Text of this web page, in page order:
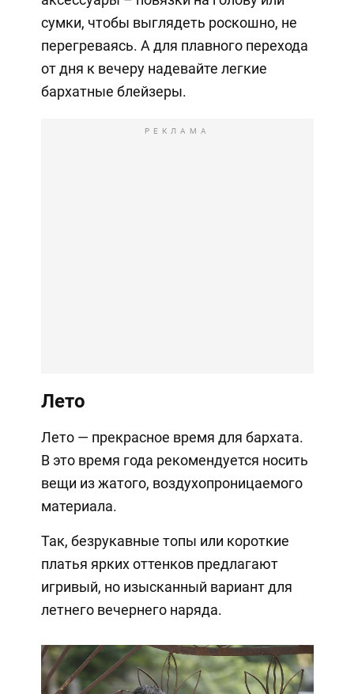
сумки, чтобы выглядеть роскошно, не
перегреваясь. А для плавного перехода
от дня к вечеру надевайте легкие
бархатные блейзеры.
РЕКЛАМА
Лето
Лето — прекрасное время для бархата.
В это время года рекомендуется носить
вещи из жатого, воздухопроницаемого
материала.
Так, безрукавные топы или короткие
платья ярких оттенков предлагают
игривый, но изысканный вариант для
летнего вечернего наряда.